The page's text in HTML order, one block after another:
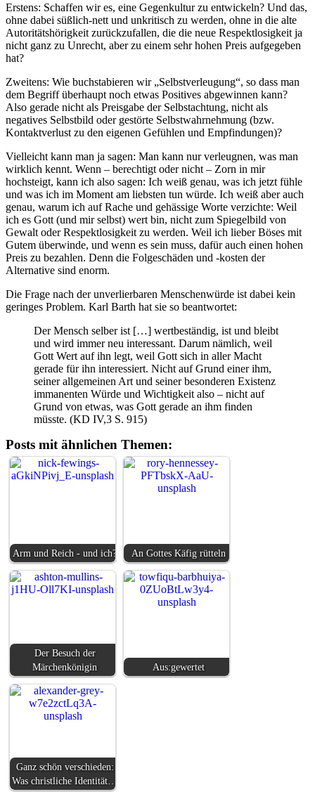
Erstens: Schaffen wir es, eine Gegenkultur zu entwickeln? Und das,
ohne dabei süßlich-nett und unkritisch zu werden, ohne in die alte
Autoritätshörigkeit zurückzufallen, die die neue Respektlosigkeit ja
nicht ganz zu Unrecht, aber zu einem sehr hohen Preis aufgegeben
hat?
Zweitens: Wie buchstabieren wir „Selbstverleugung“, so dass man
dem Begriff überhaupt noch etwas Positives abgewinnen kann?
Also gerade nicht als Preisgabe der Selbstachtung, nicht als
negatives Selbstbild oder gestörte Selbstwahrnehmung (bzw.
Kontaktverlust zu den eigenen Gefühlen und Empfindungen)?
Vielleicht kann man ja sagen: Man kann nur verleugnen, was man
wirklich kennt. Wenn – berechtigt oder nicht – Zorn in mir
hochsteigt, kann ich also sagen: Ich weiß genau, was ich jetzt fühle
und was ich im Moment am liebsten tun würde. Ich weiß aber auch
genau, warum ich auf Rache und gehässige Worte verzichte: Weil
ich es Gott (und mir selbst) wert bin, nicht zum Spiegelbild von
Gewalt oder Respektlosigkeit zu werden. Weil ich lieber Böses mit
Gutem überwinde, und wenn es sein muss, dafür auch einen hohen
Preis zu bezahlen. Denn die Folgeschäden und -kosten der
Alternative sind enorm.
Die Frage nach der unverlierbaren Menschenwürde ist dabei kein
geringes Problem. Karl Barth hat sie so beantwortet:
Der Mensch selber ist […] wertbeständig, ist und bleibt
und wird immer neu interessant. Darum nämlich, weil
Gott Wert auf ihn legt, weil Gott sich in aller Macht
gerade für ihn interessiert. Nicht auf Grund einer ihm,
seiner allgemeinen Art und seiner besonderen Existenz
immanenten Würde und Wichtigkeit also – nicht auf
Grund von etwas, was Gott gerade an ihm finden
müsste. (KD IV,3 S. 915)
Posts mit ähnlichen Themen:
Arm und Reich - und ich? An Gottes Käfig rütteln
Der Besuch der
Märchenkönigin
Aus:gewertet
Ganz schön verschieden:
Was christliche Identität…